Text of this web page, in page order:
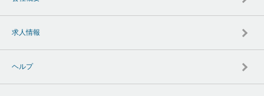
求人情報
ヘルプ